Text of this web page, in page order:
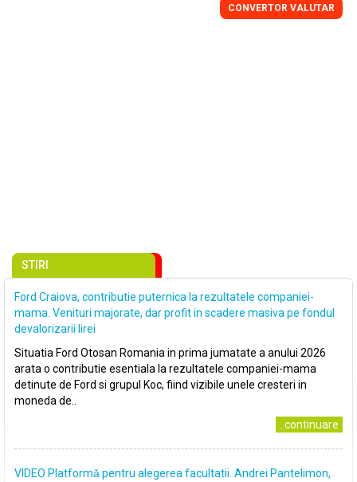
CONVERTOR VALUTAR
STIRI
Ford Craiova, contributie puternica la rezultatele companiei-
mama. Venituri majorate, dar profit in scadere masiva pe fondul
devalorizarii lirei
Situatia Ford Otosan Romania in prima jumatate a anului 2026
arata o contributie esentiala la rezultatele companiei-mama
detinute de Ford si grupul Koc, fiind vizibile unele cresteri in
moneda de..
..continuare
VIDEO Platformǎ pentru alegerea facultatii. Andrei Pantelimon,